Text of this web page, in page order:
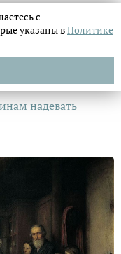
надевать
с
указаны вПолитике